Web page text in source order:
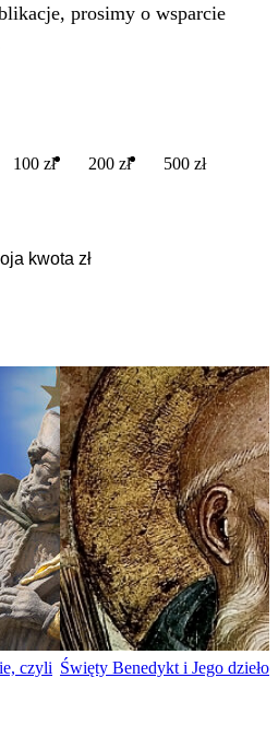
prosimy o wsparcie
100 zł 200 zł 500 zł
czyli Święty Benedykt i Jego dzieło